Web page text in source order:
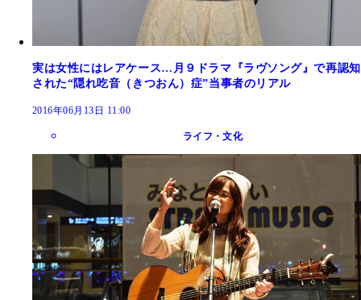
実は女性にはレアケース…月９ドラマ『ラヴソング』で再認知
された“隠れ吃音（きつおん）症”当事者のリアル
2016年06月13日 11:00
ライフ・文化